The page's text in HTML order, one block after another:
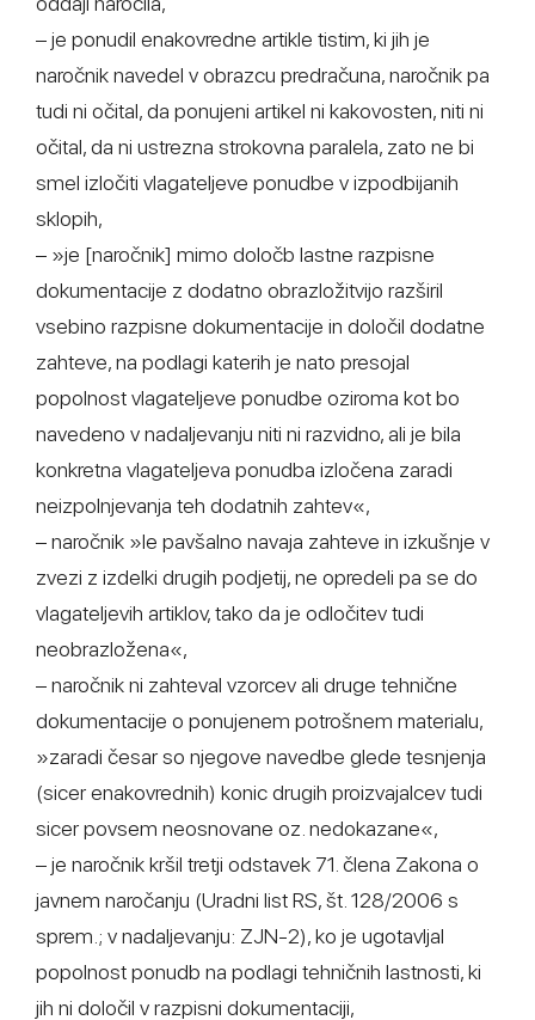
– je ponudil enakovredne artikle tistim, ki jih je
naročnik navedel v obrazcu predračuna, naročnik pa
tudi ni očital, da ponujeni artikel ni kakovosten, niti ni
očital, da ni ustrezna strokovna paralela, zato ne bi
smel izločiti vlagateljeve ponudbe v izpodbijanih
sklopih,
– »je [naročnik] mimo določb lastne razpisne
dokumentacije z dodatno obrazložitvijo razširil
vsebino razpisne dokumentacije in določil dodatne
zahteve, na podlagi katerih je nato presojal
popolnost vlagateljeve ponudbe oziroma kot bo
navedeno v nadaljevanju niti ni razvidno, ali je bila
konkretna vlagateljeva ponudba izločena zaradi
neizpolnjevanja teh dodatnih zahtev«,
– naročnik »le pavšalno navaja zahteve in izkušnje v
zvezi z izdelki drugih podjetij, ne opredeli pa se do
vlagateljevih artiklov, tako da je odločitev tudi
neobrazložena«,
– naročnik ni zahteval vzorcev ali druge tehnične
dokumentacije o ponujenem potrošnem materialu,
»zaradi česar so njegove navedbe glede tesnjenja
(sicer enakovrednih) konic drugih proizvajalcev tudi
sicer povsem neosnovane oz. nedokazane«,
– je naročnik kršil tretji odstavek 71. člena Zakona o
javnem naročanju (Uradni list RS, št. 128/2006 s
sprem.; v nadaljevanju: ZJN-2), ko je ugotavljal
popolnost ponudb na podlagi tehničnih lastnosti, ki
jih ni določil v razpisni dokumentaciji,